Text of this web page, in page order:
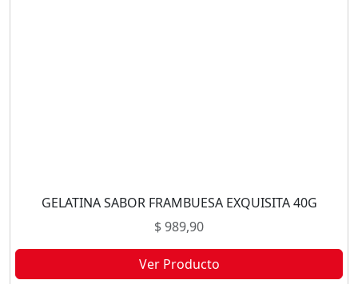
GELATINA SABOR FRAMBUESA EXQUISITA 40G
$989,90
Ver Producto